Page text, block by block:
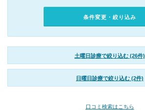
条件変更・絞り込み
土曜日診療で絞り込む (26件)
日曜日診療で絞り込む (2件)
口コミ検索はこちら